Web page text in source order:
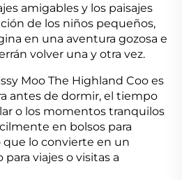
amigables y los paisajes
de los niños pequeños,
en una aventura gozosa e
volver una y otra vez.
Moo The Highland Coo es
antes de dormir, el tiempo
o los momentos tranquilos
en bolsos para
que lo convierte en un
viajes o visitas a